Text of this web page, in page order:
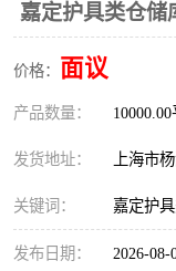
嘉定护具类仓储
价格： 面议
产品数量：
发货地址： 上海市
关键词： 嘉定护
发布日期： 2026-08-